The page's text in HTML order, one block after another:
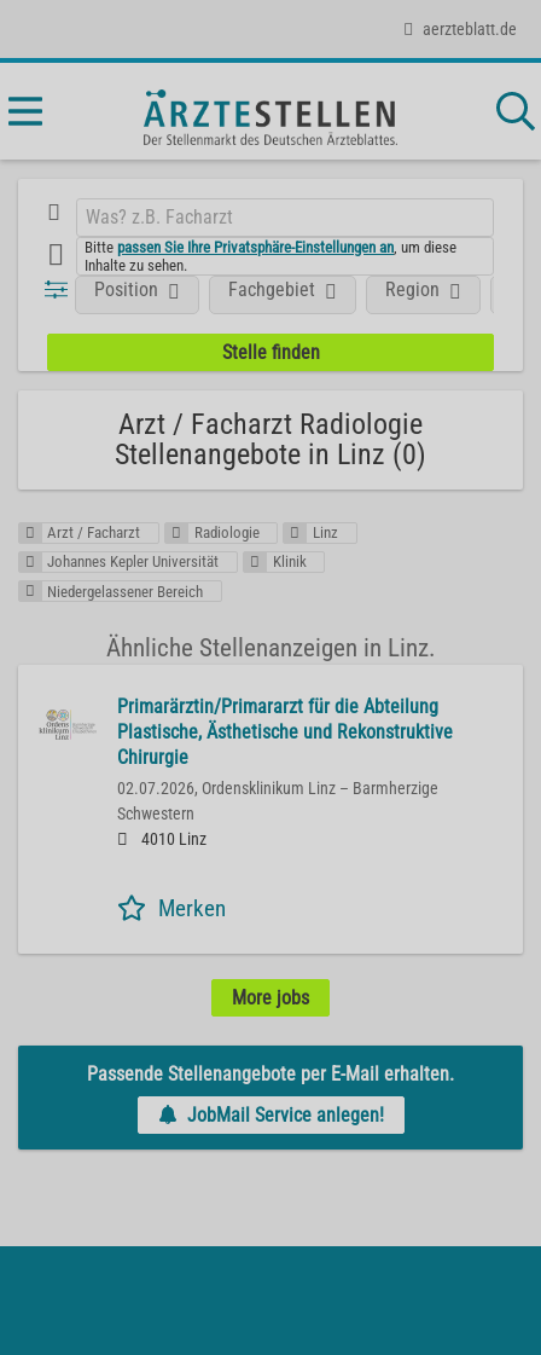
aerzteblatt.de
Bittepassen Sie Ihre Privatsphäre-Einstellungen an , um diese
Inhalte zu sehen.
Position Fachgebiet Region
Arzt / Facharzt Radiologie
Stellenangebote in Linz (0)
Arzt / Facharzt Radiologie
Linz
Johannes Kepler Universität
Klinik
Niedergelassener Bereich
Ähnliche Stellenanzeigen in Linz.
Primarärztin/Primararzt für die Abteilung
Plastische, Ästhetische und Rekonstruktive
Chirurgie
02.07.2026, Ordensklinikum Linz – Barmherzige
Schwestern
4010 Linz
Merken
More jobs
Passende Stellenangebote per E-Mail erhalten.
JobMail Service anlegen!